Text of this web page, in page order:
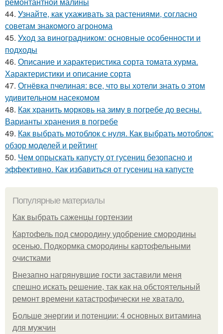
44. Узнайте, как ухаживать за растениями, согласно
советам знакомого агронома
45. Уход за виноградником: основные особенности и
подходы
46. Описание и характеристика сорта томата хурма.
Характеристики и описание сорта
47. Огнёвка пчелиная: все, что вы хотели знать о этом
удивительном насекомом
48. Как хранить морковь на зиму в погребе до весны.
Варианты хранения в погребе
49. Как выбрать мотоблок с нуля. Как выбрать мотоблок:
обзор моделей и рейтинг
50. Чем опрыскать капусту от гусениц безопасно и
эффективно. Как избавиться от гусениц на капусте
Популярные материалы
Как выбрать саженцы гортензии
Картофель под смородину удобрение смородины
осенью. Подкормка смородины картофельными
очистками
Внезапно нагрянувшие гости заставили меня
спешно искать решение, так как на обстоятельный
ремонт времени катастрофически не хватало.
Больше энергии и потенции: 4 основных витамина
для мужчин